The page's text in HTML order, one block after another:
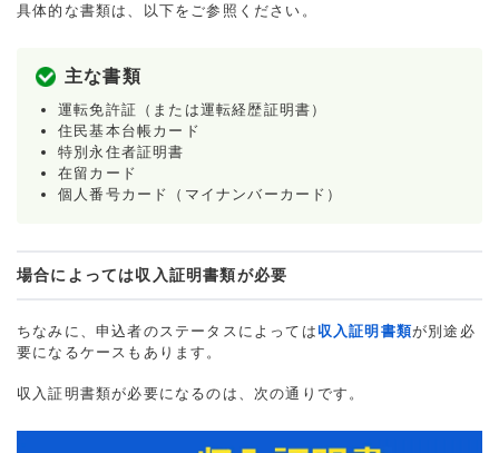
具体的な書類は、以下をご参照ください。
主な書類
運転免許証（または運転経歴証明書）
住民基本台帳カード
特別永住者証明書
在留カード
個人番号カード（マイナンバーカード）
場合によっては収入証明書類が必要
ちなみに、申込者のステータスによっては 収入証明書類が別途必
要になるケースもあります。
収入証明書類が必要になるのは、次の通りです。